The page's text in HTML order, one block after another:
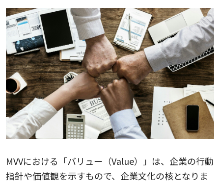
MVVにおける「バリュー（Value）」は、企業の行動
指針や価値観を示すもので、企業文化の核となりま